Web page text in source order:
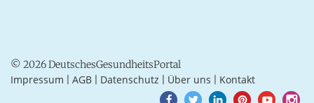
© 2026 DeutschesGesundheitsPortal
Impressum AGB Datenschutz Über uns Kontakt